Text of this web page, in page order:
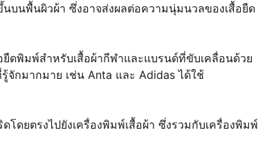
นบนพื้นผิวผ้า ซึ่งอาจส่งผลต่อความนุ่มนวลของเสื้อยืด
ดพิมพ์สําหรับเสื้อผ้ากีฬาและแบรนด์ที่ขับเคลื่อนด้วย
จักมากมาย เช่น Anta และ Adidas ได้ใช้
ดยตรงไปยังเครื่องพิมพ์เสื้อผ้า ซึ่งรวมกับเครื่องพิมพ์